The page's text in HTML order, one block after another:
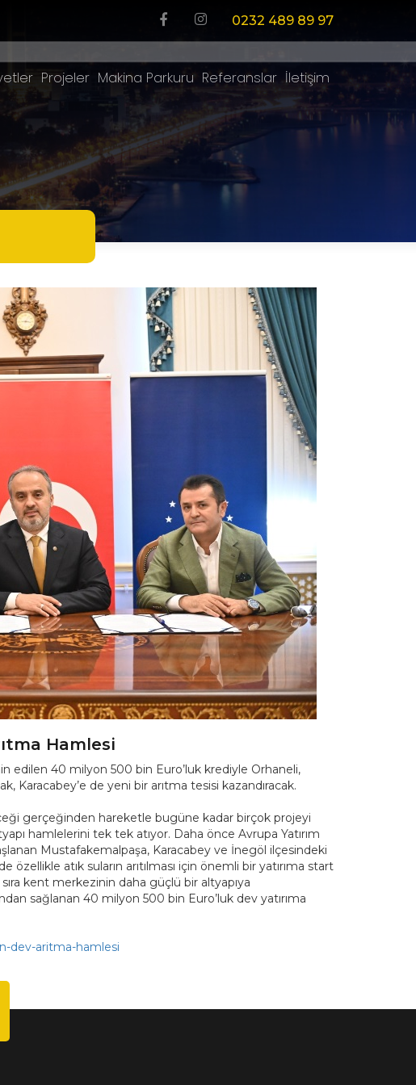
0232 489 89 97
Projeler Makina Parkuru Referanslar İletişim
Hamlesi
edilen 40 milyon 500 bin Euro’luk krediyle Orhaneli,
Karacabey’e de yeni bir arıtma tesisi kazandıracak.
gerçeğinden hareketle bugüne kadar birçok projeyi
hamlelerini tek tek atıyor. Daha önce Avrupa Yatırım
Mustafakemalpaşa, Karacabey ve İnegöl ilçesindeki
atık suların arıtılması için önemli bir yatırıma start
kent merkezinin daha güçlü bir altyapıya
sağlanan 40 milyon 500 bin Euro’luk dev yatırıma
dev-aritma-hamlesi